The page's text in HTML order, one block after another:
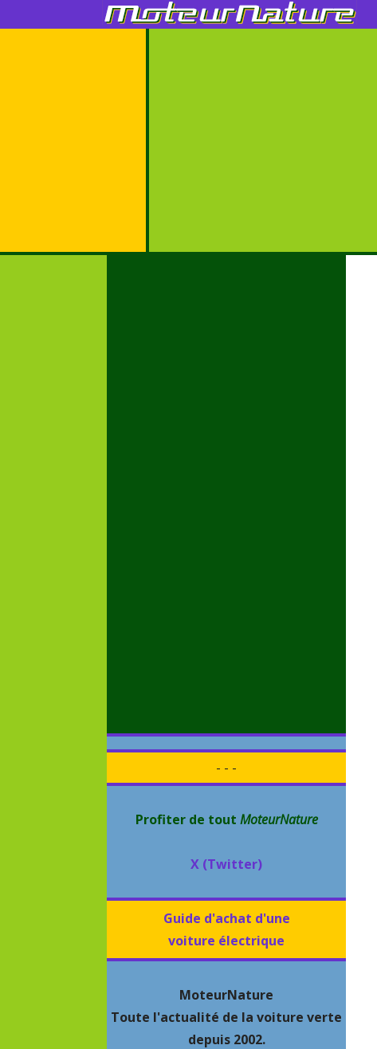
- - -
Profiter de tout MoteurNature
X (Twitter)
Guide d'achat d'une
voiture électrique
MoteurNature
Toute l'actualité de la voiture verte
depuis 2002.